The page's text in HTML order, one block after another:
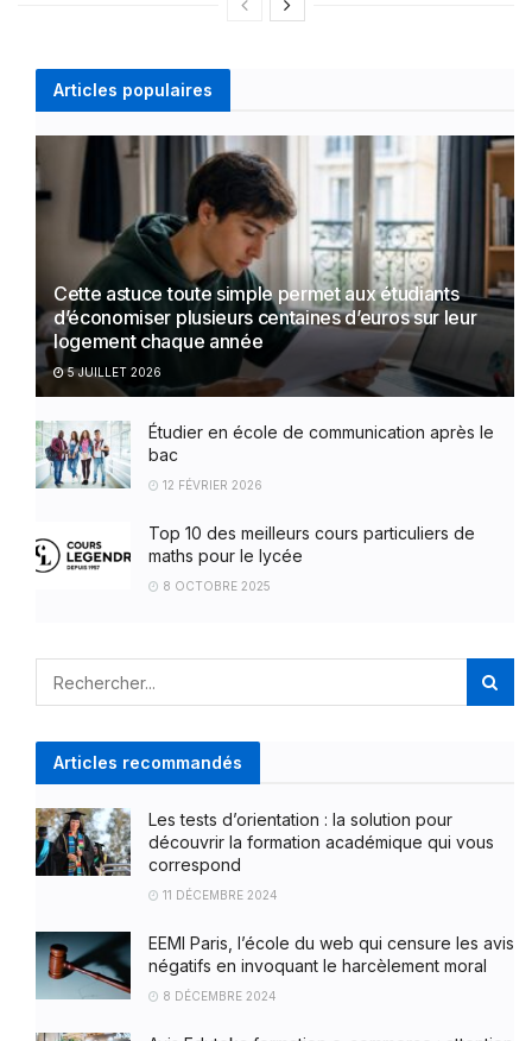
Articles populaires
Cette astuce toute simple permet aux étudiants
d’économiser plusieurs centaines d’euros sur leur
logement chaque année
5 JUILLET 2026
Étudier en école de communication après le
bac
12 FÉVRIER 2026
Top 10 des meilleurs cours particuliers de
maths pour le lycée
8 OCTOBRE 2025
Articles recommandés
Les tests d’orientation : la solution pour
découvrir la formation académique qui vous
correspond
11 DÉCEMBRE 2024
EEMI Paris, l’école du web qui censure les avis
négatifs en invoquant le harcèlement moral
8 DÉCEMBRE 2024